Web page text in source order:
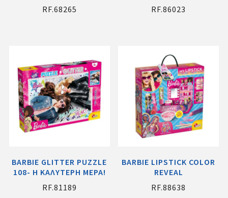
RF.68265
RF.86023
BARBIE GLITTER PUZZLE
108- Η ΚΑΛΥΤΕΡΗ ΜΕΡΑ!
RF.81189
BARBIE LIPSTICK COLOR
REVEAL
RF.88638